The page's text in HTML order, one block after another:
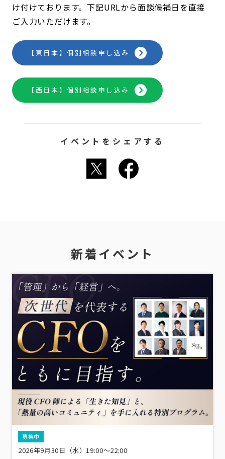
け付けております。下記URLから面談候補日を直接
ご入力いただけます。
【東日本】個別相談申し込み
【西日本】個別相談申し込み
イベントをシェアする
新着イベント
募集中
2026年9月30日（水）19:00～22:00